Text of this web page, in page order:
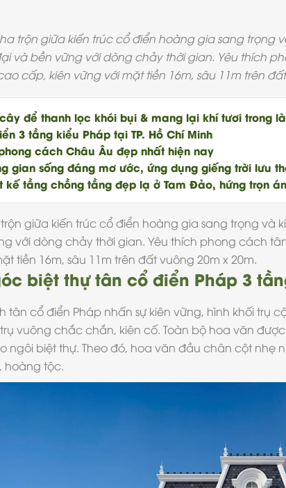
trộn giữa kiến trúc cổ điển hoàng gia sang
và bền vững với dòng chảy thời gian. Yêu thích
cấp, kiên vững với mặt tiền 16m, sâu 11m trên
để thanh lọc khói bụi & mang lại khí tươi trong
3 tầng kiểu Pháp tại TP. Hồ Chí Minh
cách Châu Âu đẹp nhất hiện nay
gian sống đáng mơ ước, ứng dụng giếng trời lưu
tầng chồng tầng đẹp lạ ở Tam Đảo, hứng trọn
giữa kiến trúc cổ điển hoàng gia sang trọng và
với dòng chảy thời gian. Yêu thích phong cách
tiền 16m, sâu 11m trên đất vuông 20m x 20m.
biệt thự tân cổ điển Pháp 3
tân cổ điển Pháp nhấn sự kiên vững, hình khối trụ
vuông chắc chắn, kiên cố. Toàn bộ hoa văn
ngôi biệt thự. Theo đó, hoa văn đầu chân cột
hoàng tộc.